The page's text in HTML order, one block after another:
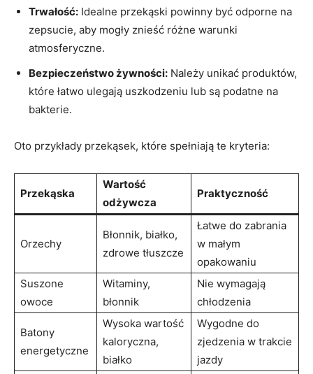
Trwałość: Idealne przekąski powinny być odporne na
zepsucie, aby mogły znieść różne warunki
atmosferyczne.
Bezpieczeństwo żywności: Należy unikać produktów,
które łatwo⁢ ulegają uszkodzeniu lub ⁢są podatne na
bakterie.
Oto przykłady przekąsek, które ⁢spełniają te kryteria:
Przekąska
Wartość
odżywcza
Praktyczność
Orzechy
Błonnik, białko,
zdrowe tłuszcze
Łatwe do zabrania
w małym
opakowaniu
Suszone
owoce
Witaminy,
błonnik
Nie wymagają
chłodzenia
Batony
energetyczne
Wysoka wartość
kaloryczna,
białko
Wygodne do
zjedzenia w trakcie
‌jazdy